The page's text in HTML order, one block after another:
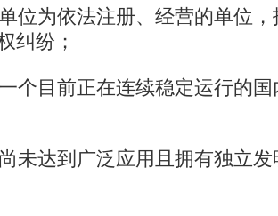
位为依法注册、经营的单位
纠纷；
个目前正在连续稳定运行的
未达到广泛应用且拥有独立